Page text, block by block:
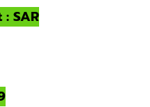
SAR